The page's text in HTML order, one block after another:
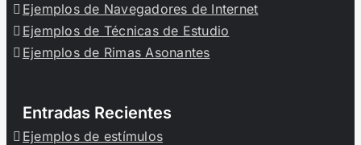
Ejemplos de Navegadores de Internet
Ejemplos de Técnicas de Estudio
Ejemplos de Rimas Asonantes
Entradas Recientes
Ejemplos de estímulos